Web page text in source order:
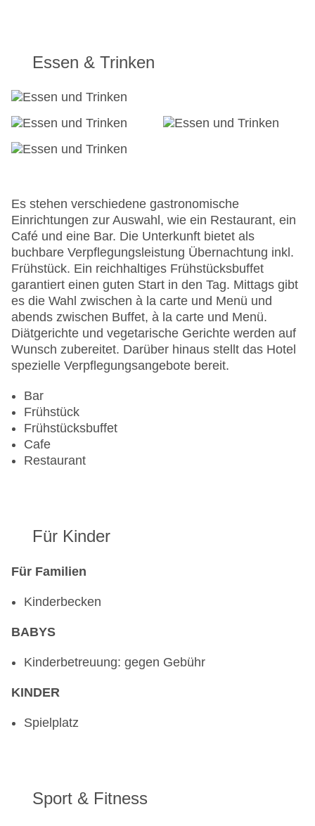
24h Rezeption
Parkplatz
Check-out bis: 12:00:00
Konferenzraum
Hotelsafe
Zimmerservice
Gesamtanzahl der Stockwerke: 2
Gesamtanzahl der Zimmer: 61
Pools:Kinderbecken, Indoor Pool, Outdoor Pool,
Sonnenschirme am Pool, Liegen am Pool
Zahlungsarten: American Express, Mastercard,
Visa
Landeskategorie: 3 Sterne
Essen & Trinken
Es stehen verschiedene gastronomische
Einrichtungen zur Auswahl, wie ein Restaurant, ein
Café und eine Bar. Die Unterkunft bietet als
buchbare Verpflegungsleistung Übernachtung inkl.
Frühstück. Ein reichhaltiges Frühstücksbuffet
garantiert einen guten Start in den Tag. Mittags gibt
es die Wahl zwischen à la carte und Menü und
abends zwischen Buffet, à la carte und Menü.
Diätgerichte und vegetarische Gerichte werden auf
Wunsch zubereitet. Darüber hinaus stellt das Hotel
spezielle Verpflegungsangebote bereit.
Bar
Frühstück
Frühstücksbuffet
Cafe
Restaurant
Für Kinder
Für Familien
Kinderbecken
BABYS
Kinderbetreuung: gegen Gebühr
KINDER
Spielplatz
Sport & Fitness